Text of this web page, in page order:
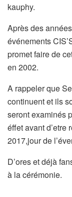
kauphy.
Après des
événements
promet faire de
en 2002.
A rappeler que
continuent et ils
seront examinés
éffet avant
2017,jour de
D’ores et déjà
à la cérémonie.